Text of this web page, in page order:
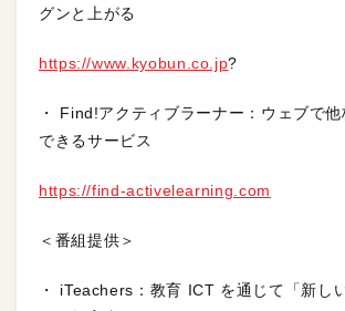
グンと上がる
https://www.kyobun.co.jp?
・ Find!アクティブラーナー：ウェブで
できるサービス
https://find-activelearning.com
＜番組提供＞
・ iTeachers：教育 ICT を通じて「新し